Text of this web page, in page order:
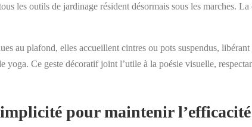
les outils de jardinage résident désormais sous les marches.
au plafond, elles accueillent cintres ou pots suspendus,
yoga. Ce geste décoratif joint l’utile à la poésie visuelle,
pour maintenir l’efficacité